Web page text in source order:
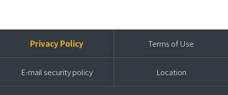
Privacy Policy Terms of Use
E-mail security policy Location